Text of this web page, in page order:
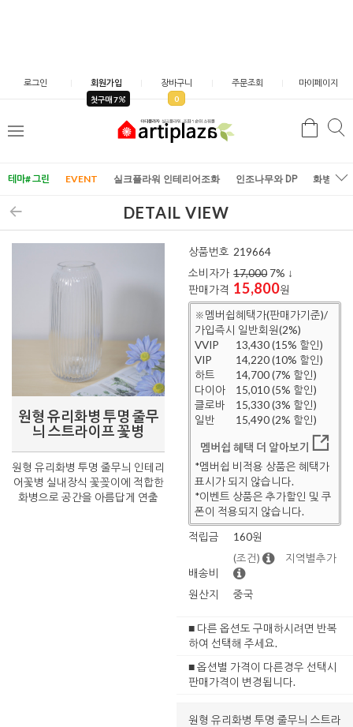
로그인 회원가입
첫구매 7
장바구니
0
주문조회 마이페이지
메
검
테마# 그린 EVENT 실크플라워 인테리어조화 인조나무와 DP 화병/화
DETAIL VIEW
원형 유리화병 투명 줄무
늬 스트라이프 꽃병
원형 유리화병 투명 줄무늬 인테리
어꽃병 실내장식 꽃꽂이에 적합한
화병으로 공간을 아름답게 연출
상품번호 219664
소비자가 17,000 7% ↓
판매가격 15,800원
※멤버쉽혜택가(판매가기준)/
가입즉시 일반회원(2%)
VVIP
13,430 (15% 할인)
VIP
14,220 (10% 할인)
하트
14,700 (7% 할인)
다이아
15,010 (5% 할인)
클로바
15,330 (3% 할인)
일반
15,490 (2% 할인)
멤버쉽 혜택 더 알아보기
*멤버쉽 비적용 상품은 혜택가
표시가 되지 않습니다.
*이벤트 상품은 추가할인 및 쿠
폰이 적용되지 않습니다.
적립금
160원
배송비
(조건) 지역별추가
원산지 중국
■ 다른 옵션도 구매하시려면 반복
하여 선택해 주세요.
■ 옵션별 가격이 다른경우 선택시
판매가격이 변경됩니다.
원형 유리화병 투명 줄무늬 스트라